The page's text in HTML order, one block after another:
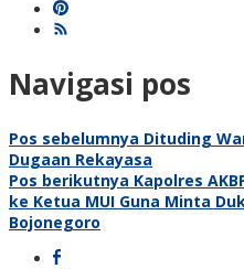
Navigasi pos
Pos sebelumnya Dituding
Dugaan Rekayasa
Pos berikutnya Kapolres
ke Ketua MUI Guna Minta
Bojonegoro